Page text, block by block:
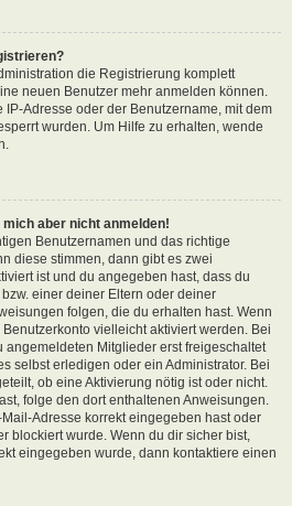
die Registrierung komplett
neuen Benutzer mehr anmelden können.
Adresse oder der Benutzername, mit dem
wurden. Um Hilfe zu erhalten, wende
aber nicht anmelden!
Benutzernamen und das richtige
diese stimmen, dann gibt es zwei
ist und du angegeben hast, dass du
einer deiner Eltern oder deiner
folgen, die du erhalten hast. Wenn
vielleicht aktiviert werden. Bei
Mitglieder erst freigeschaltet
selbst erledigen oder ein Administrator. Bei
ob eine Aktivierung nötig ist oder nicht.
folge den dort enthaltenen Anweisungen.
Adresse korrekt eingegeben hast oder
blockiert wurde. Wenn du dir sicher bist,
eingegeben wurde, dann kontaktiere einen